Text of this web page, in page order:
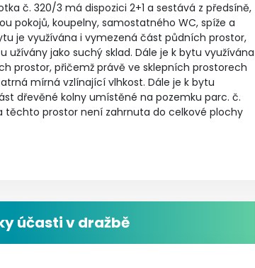
č. 320/3 má dispozici 2+1 a sestává z předsíně,
pokojů, koupelny, samostatného WC, spíže a
je využívána i vymezená část půdních prostor,
užívány jako suchý sklad. Dále je k bytu využívána
prostor, přičemž právě ve sklepních prostorech
mírná vzlínající vlhkost. Dále je k bytu
dřevěné kolny umístěné na pozemku parc. č.
těchto prostor není zahrnuta do celkové plochy
účasti v dražbě